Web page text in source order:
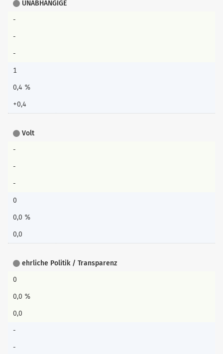
UNABHÄNGIGE
-
-
-
1
0,4 %
+0,4
Volt
-
-
-
0
0,0 %
0,0
ehrliche Politik / Transparenz
0
0,0 %
0,0
-
-